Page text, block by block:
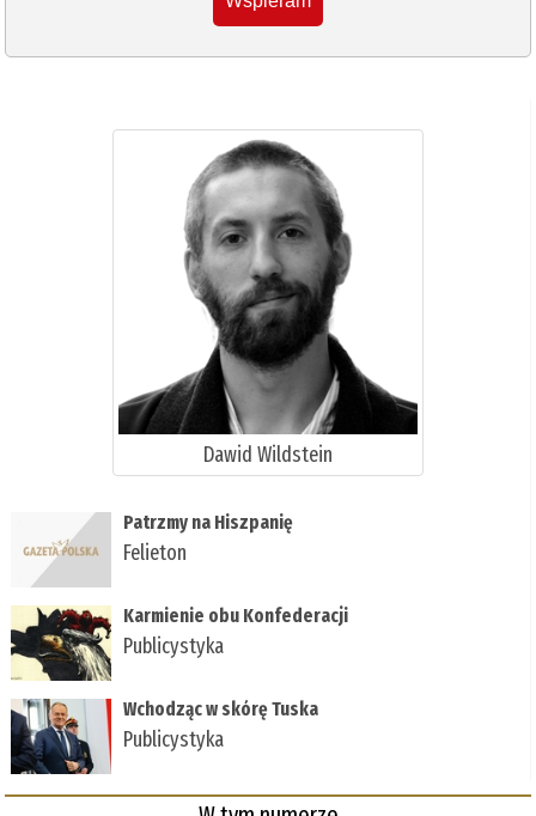
Dawid Wildstein
Patrzmy na Hiszpanię
Felieton
Karmienie obu Konfederacji
Publicystyka
Wchodząc w skórę Tuska
Publicystyka